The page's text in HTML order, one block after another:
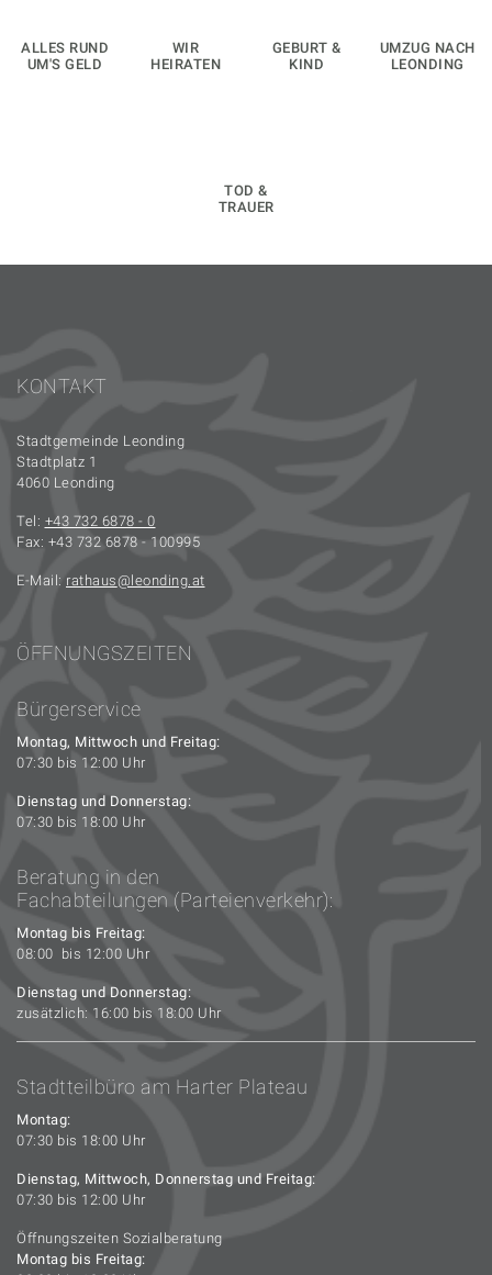
ALLES RUND
UM'S GELD
WIR
HEIRATEN
GEBURT &
KIND
UMZUG NACH
LEONDING
TOD &
TRAUER
KONTAKT
Stadtgemeinde Leonding
Stadtplatz 1
4060 Leonding
Tel: +43 732 6878 - 0
Fax: +43 732 6878 - 100995
E-Mail: rathaus leonding.at
ÖFFNUNGSZEITEN
Bürgerservice
Montag, Mittwoch und Freitag:
07:30 bis 12:00 Uhr
Dienstag und Donnerstag:
07:30 bis 18:00 Uhr
Beratung in den
Fachabteilungen (Parteienverkehr):
Montag bis Freitag:
08:00 bis 12:00 Uhr
Dienstag und Donnerstag:
zusätzlich: 16:00 bis 18:00 Uhr
Stadtteilbüro am Harter Plateau
Montag:
07:30 bis 18:00 Uhr
Dienstag, Mittwoch, Donnerstag und Freitag:
07:30 bis 12:00 Uhr
Öffnungszeiten Sozialberatung
Montag bis Freitag: